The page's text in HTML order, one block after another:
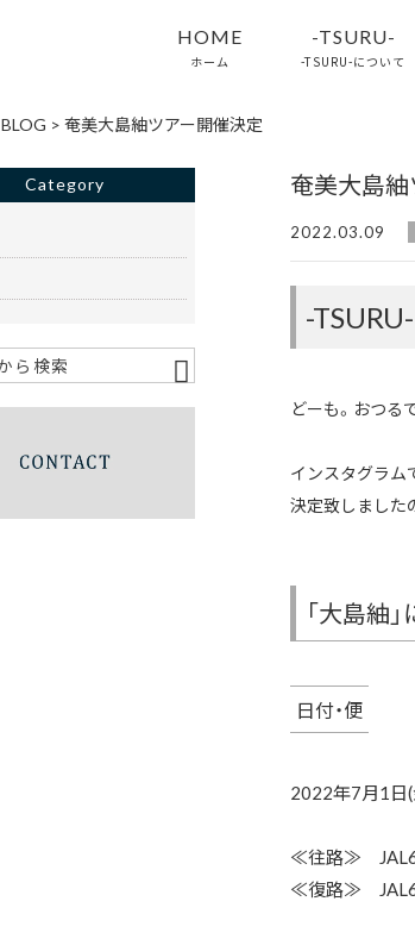
HOME
ホーム
-TSURU-
-TSURU-について
BLOG > 奄美大島紬ツアー開催決定
奄美大島
2022.03.09
-
どーも。おつる
インスタグラム
決定致しました
「大島紬
日付・便
2022年7月1日
≪往路≫
≪復路≫
Category